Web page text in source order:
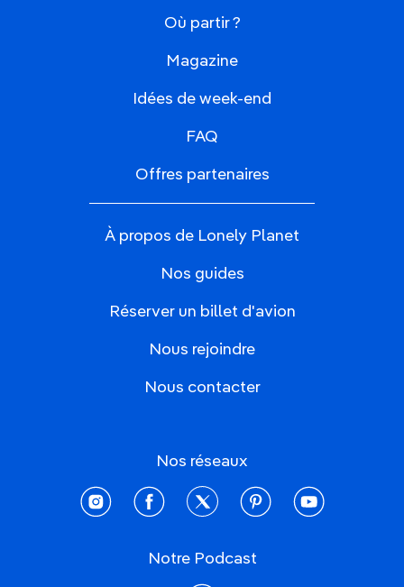
Où partir ?
Magazine
Idées de week-end
FAQ
Offres partenaires
À propos de Lonely Planet
Nos guides
Réserver un billet d'avion
Nous rejoindre
Nous contacter
Nos réseaux
instagramfacebooktwitter pinterestyoutube
Notre Podcast